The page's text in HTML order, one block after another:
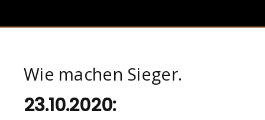
Wie machen Sieger.
23.10.2020: